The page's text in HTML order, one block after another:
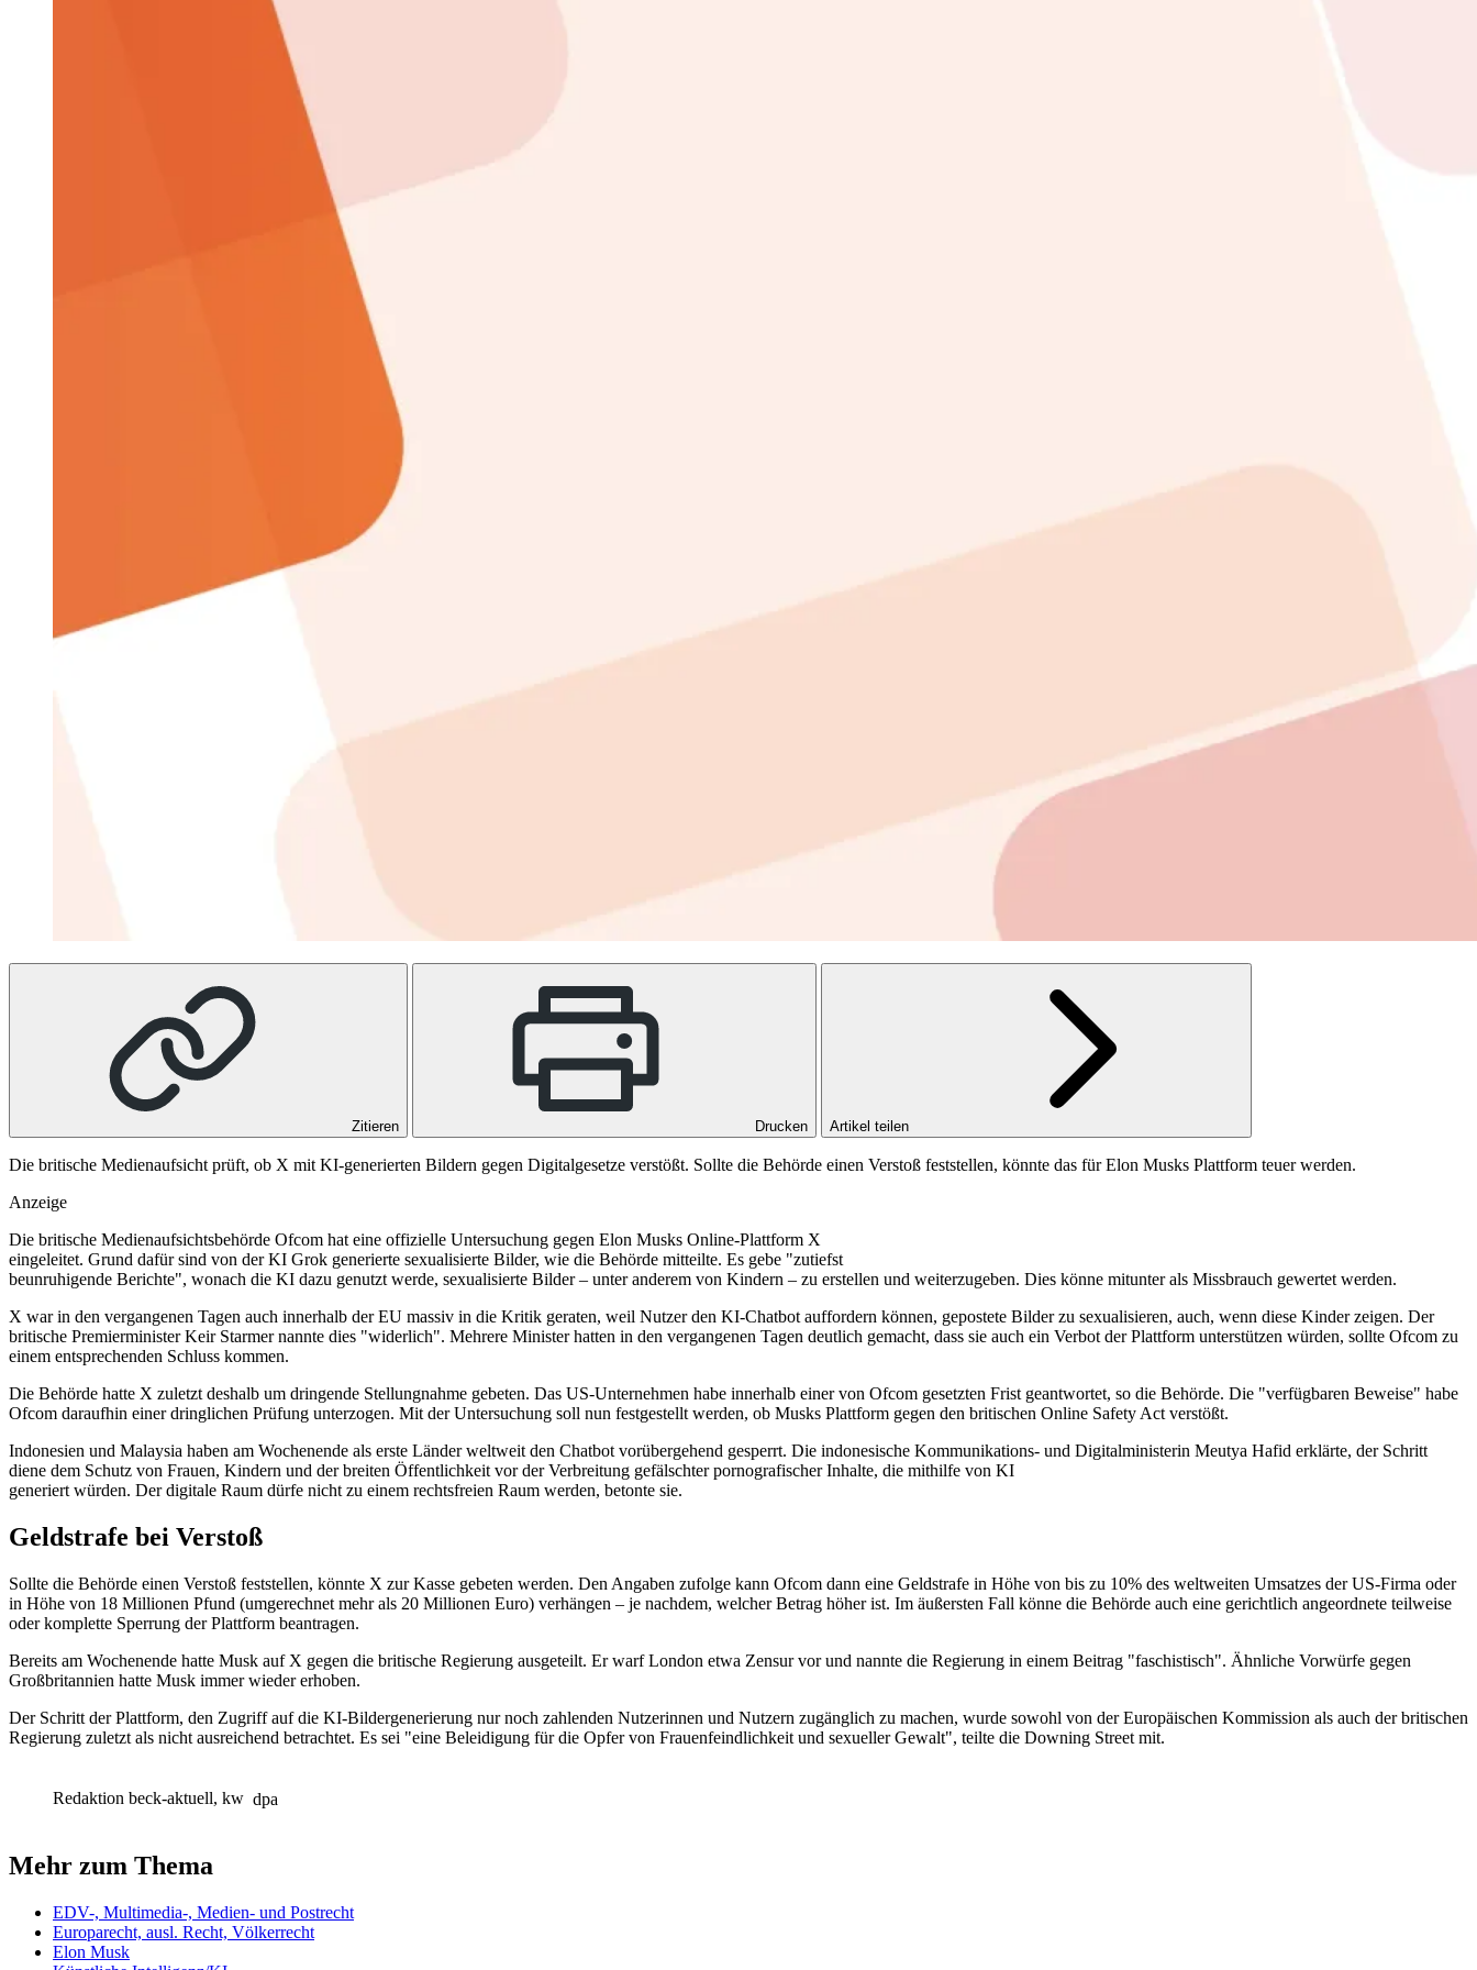
Zitieren Drucken Artikel teilen
Die britische Medienaufsicht prüft, ob X mit KI-generierten Bildern gegen Digitalgesetze verstößt. Sollte die Behörde einen Verstoß feststellen, könnte das für Elon Musks Plattform teuer werden.
Anzeige
Die britische Medienaufsichtsbehörde Ofcom hat eine offizielle Untersuchung gegen Elon Musks Online-Plattform X
eingeleitet. Grund dafür sind von der KI Grok generierte sexualisierte Bilder, wie die Behörde mitteilte. Es gebe "zutiefst
beunruhigende Berichte", wonach die KI dazu genutzt werde, sexualisierte Bilder – unter anderem von Kindern – zu erstellen und weiterzugeben. Dies könne mitunter als Missbrauch gewertet werden.
X war in den vergangenen Tagen auch innerhalb der EU massiv in die Kritik geraten, weil Nutzer den KI-Chatbot auffordern können, gepostete Bilder zu sexualisieren, auch, wenn diese Kinder zeigen. Der
britische Premierminister Keir Starmer nannte dies "widerlich". Mehrere Minister hatten in den vergangenen Tagen deutlich gemacht, dass sie auch ein Verbot der Plattform unterstützen würden, sollte Ofcom zu
einem entsprechenden Schluss kommen.
Die Behörde hatte X zuletzt deshalb um dringende Stellungnahme gebeten. Das US-Unternehmen habe innerhalb einer von Ofcom gesetzten Frist geantwortet, so die Behörde. Die "verfügbaren Beweise" habe
Ofcom daraufhin einer dringlichen Prüfung unterzogen. Mit der Untersuchung soll nun festgestellt werden, ob Musks Plattform gegen den britischen Online Safety Act verstößt.
Indonesien und Malaysia haben am Wochenende als erste Länder weltweit den Chatbot vorübergehend gesperrt. Die indonesische Kommunikations- und Digitalministerin Meutya Hafid erklärte, der Schritt
diene dem Schutz von Frauen, Kindern und der breiten Öffentlichkeit vor der Verbreitung gefälschter pornografischer Inhalte, die mithilfe von KI
generiert würden. Der digitale Raum dürfe nicht zu einem rechtsfreien Raum werden, betonte sie.
Geldstrafe bei Verstoß
Sollte die Behörde einen Verstoß feststellen, könnte X zur Kasse gebeten werden. Den Angaben zufolge kann Ofcom dann eine Geldstrafe in Höhe von bis zu 10% des weltweiten Umsatzes der US-Firma oder
in Höhe von 18 Millionen Pfund (umgerechnet mehr als 20 Millionen Euro) verhängen – je nachdem, welcher Betrag höher ist. Im äußersten Fall könne die Behörde auch eine gerichtlich angeordnete teilweise
oder komplette Sperrung der Plattform beantragen.
Bereits am Wochenende hatte Musk auf X gegen die britische Regierung ausgeteilt. Er warf London etwa Zensur vor und nannte die Regierung in einem Beitrag "faschistisch". Ähnliche Vorwürfe gegen
Großbritannien hatte Musk immer wieder erhoben.
Der Schritt der Plattform, den Zugriff auf die KI-Bildergenerierung nur noch zahlenden Nutzerinnen und Nutzern zugänglich zu machen, wurde sowohl von der Europäischen Kommission als auch der britischen
Regierung zuletzt als nicht ausreichend betrachtet. Es sei "eine Beleidigung für die Opfer von Frauenfeindlichkeit und sexueller Gewalt", teilte die Downing Street mit.
Redaktion beck-aktuell, kw dpa
Mehr zum Thema
EDV-, Multimedia-, Medien- und Postrecht
Europarecht, ausl. Recht, Völkerrecht
Elon Musk